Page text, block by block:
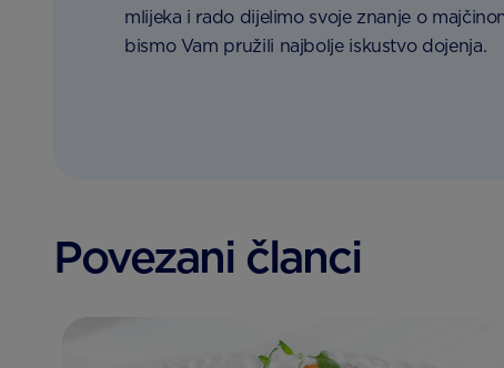
mlijeka i rado dijelimo svoje znanje o
bismo Vam pružili najbolje iskustvo dojenja.
Povezani članci